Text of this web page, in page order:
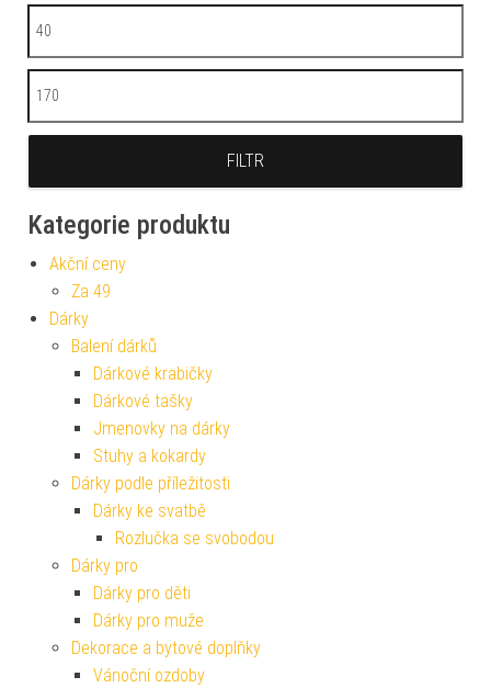
Minimální cena
Maximální cena
FILTR
Kategorie produktu
Akční ceny
Za 49
Dárky
Balení dárků
Dárkové krabičky
Dárkové tašky
Jmenovky na dárky
Stuhy a kokardy
Dárky podle příležitosti
Dárky ke svatbě
Rozlučka se svobodou
Dárky pro
Dárky pro děti
Dárky pro muže
Dekorace a bytové doplňky
Vánoční ozdoby